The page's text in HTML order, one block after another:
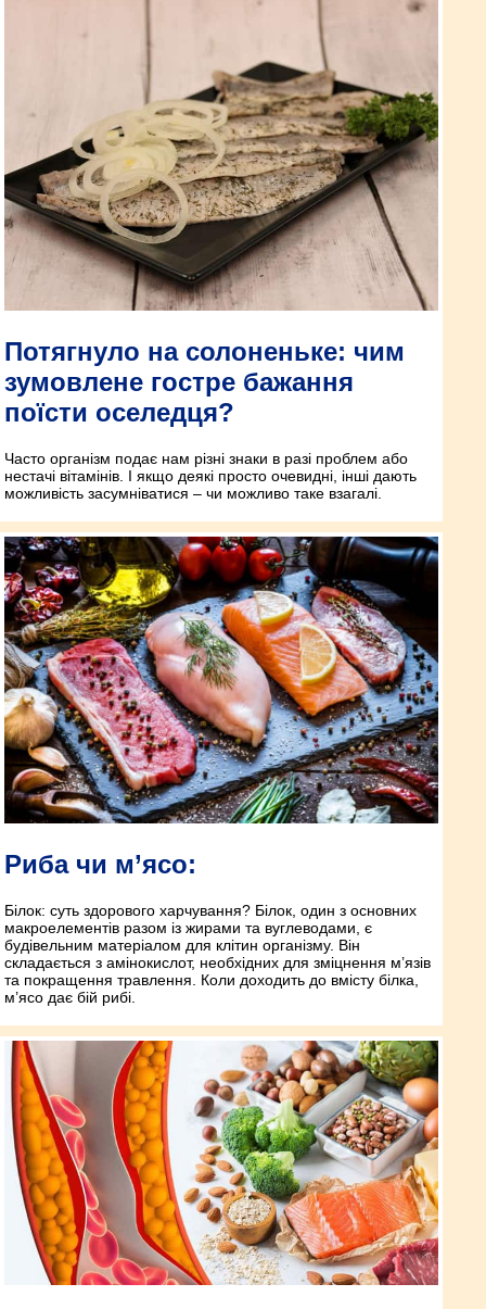
Потягнуло на солоненьке: чим
зумовлене гостре бажання
поїсти оселедця?
Часто організм подає нам різні знаки в разі проблем або
нестачі вітамінів. І якщо деякі просто очевидні, інші дають
можливість засумніватися – чи можливо таке взагалі.
Риба чи м’ясо:
Білок: суть здорового харчування? Білок, один з основних
макроелементів разом із жирами та вуглеводами, є
будівельним матеріалом для клітин організму. Він
складається з амінокислот, необхідних для зміцнення м’язів
та покращення травлення. Коли доходить до вмісту білка,
м’ясо дає бій рибі.